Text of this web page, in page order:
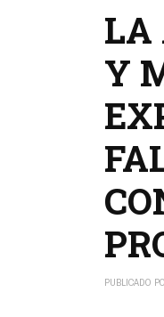
LA
Y
PUBLICADO